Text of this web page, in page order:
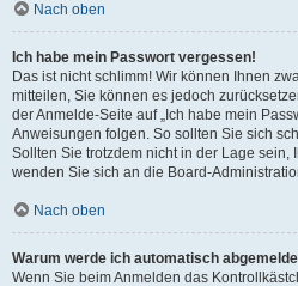
Nach oben
Ich habe mein Passwort vergessen!
Das ist nicht schlimm! Wir können Ihnen
mitteilen, Sie können es jedoch
der Anmelde-Seite auf „Ich habe mein
Anweisungen folgen. So sollten Sie sich
Sollten Sie trotzdem nicht in der Lage sein,
wenden Sie sich an die Board-
Nach oben
Warum werde ich automatisch
Wenn Sie beim Anmelden das